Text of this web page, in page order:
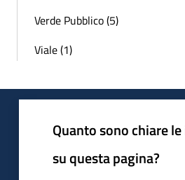
Verde Pubblico (5)
Viale (1)
Quanto sono chiare
su questa pagina?